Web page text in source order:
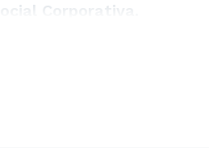
Corporativa.